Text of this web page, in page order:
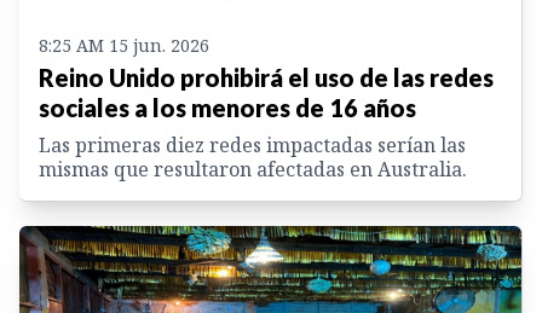
8:25 AM 15 jun. 2026
Reino Unido prohibirá el uso de las redes
sociales a los menores de 16 años
Las primeras diez redes impactadas serían las
mismas que resultaron afectadas en Australia.